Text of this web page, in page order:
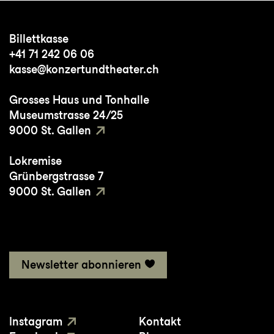
Steiner auch als freischaffender Produzent
und Sounddesigner aktiv.
Billettkasse
+41 71 242 06 06
kasse@konzertundtheater.ch
Grosses Haus und Tonhalle
Museumstrasse 24/25
9000 St. Gallen
Lokremise
Grünbergstrasse 7
9000 St. Gallen
Newsletter abonnieren
Instagram
Kontakt